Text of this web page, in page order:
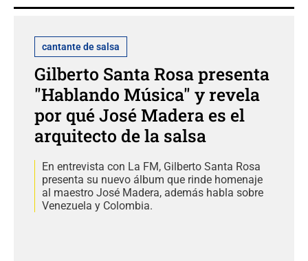
cantante de salsa
Gilberto Santa Rosa presenta
"Hablando Música" y revela
por qué José Madera es el
arquitecto de la salsa
En entrevista con La FM, Gilberto Santa Rosa
presenta su nuevo álbum que rinde homenaje
al maestro José Madera, además habla sobre
Venezuela y Colombia.